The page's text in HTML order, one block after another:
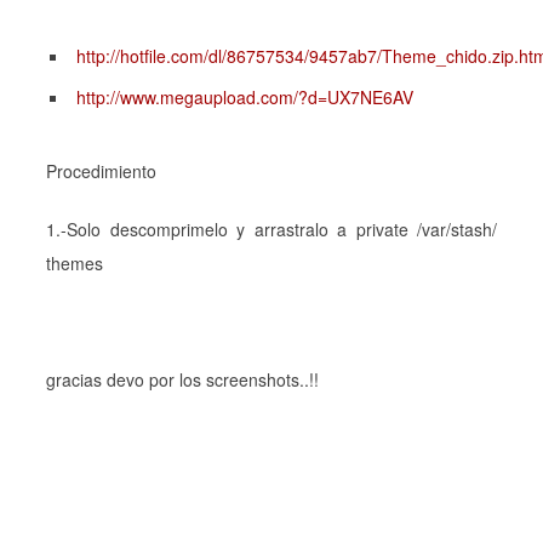
http://hotfile.com/dl/86757534/9457ab7/
http://www.megaupload.com/?d=UX7NE6AV
Procedimiento
1.-Solo descomprimelo y arrastralo a private /var/stash/
themes
gracias devo por los screenshots..!!